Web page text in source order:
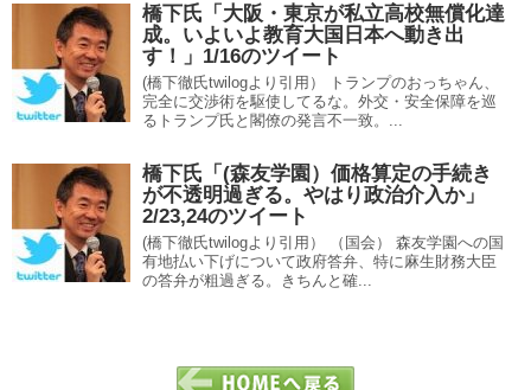
橋下氏「大阪・東京が私立高校無償化達
成。いよいよ教育大国日本へ動き出
す！」1/16のツイート
(橋下徹氏twilogより引用） トランプのおっちゃん、
完全に交渉術を駆使してるな。外交・安全保障を巡
るトランプ氏と閣僚の発言不一致。...
橋下氏「(森友学園）価格算定の手続き
が不透明過ぎる。やはり政治介入か」
2/23,24のツイート
(橋下徹氏twilogより引用） （国会） 森友学園への国
有地払い下げについて政府答弁、特に麻生財務大臣
の答弁が粗過ぎる。きちんと確...